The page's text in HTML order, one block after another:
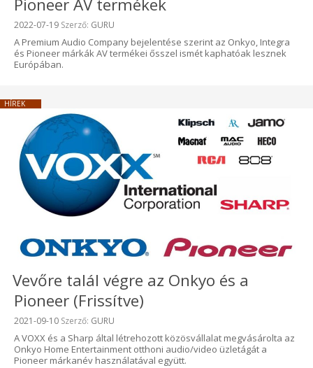
Beküldve:
2022-07-19 Szerző: GURU
A Premium Audio Company bejelentése szerint az Onkyo, Integra
és Pioneer márkák AV termékei ősszel ismét kaphatóak lesznek
Európában.
HÍREK
Vevőre talál végre az Onkyo és a
Pioneer (Frissítve)
Beküldve:
2021-09-10 Szerző: GURU
A VOXX és a Sharp által létrehozott közösvállalat megvásárolta az
Onkyo Home Entertainment otthoni audio/video üzletágát a
Pioneer márkanév használatával együtt.